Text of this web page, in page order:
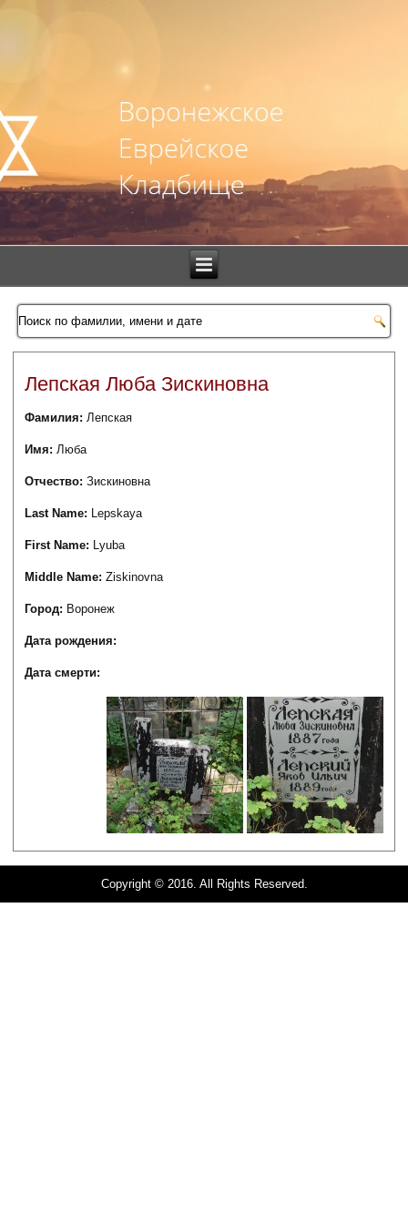
Лепская Люба Зискиновна
Фамилия:Лепская
Имя:Люба
Отчество:Зискиновна
Last Name: Lepskaya
First Name: Lyuba
Middle Name:Ziskinovna
Город: Воронеж
Дата рождения:
Дата смерти:
Copyright © 2016. All Rights Reserved.